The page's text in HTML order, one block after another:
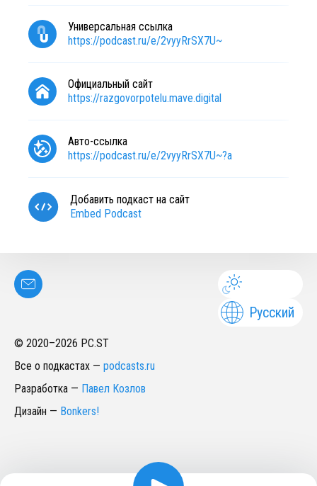
Универсальная ссылка
https://podcast.ru/e/2vyyRrSX7U~
Официальный сайт
https://razgovorpotelu.mave.digital
Авто-ссылка
https://podcast.ru/e/2vyyRrSX7U~?a
Добавить подкаст на сайт
Embed Podcast
Русский
© 2020–2026 PC.ST
Все о подкастах — podcasts.ru
Разработка — Павел Козлов
Дизайн — Bonkers!